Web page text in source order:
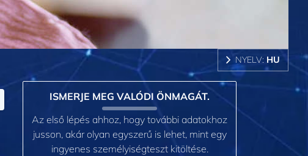
NYELV: HU
ISMERJE MEG VALÓDI ÖNMAGÁT.
Az első lépés ahhoz, hogy további adatokhoz
jusson, akár olyan egyszerű is lehet, mint egy
ingyenes személyiségteszt kitöltése.